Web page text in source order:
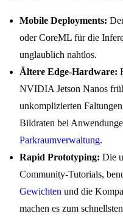
Mobile Deployments:
oder CoreML für die
unglaublich nahtlos.
Ältere Edge-Hardware:
NVIDIA Jetson Nanos
unkomplizierten
Bildraten bei
Parkraumverwaltung.
Rapid Prototyping: Die
Community-Tutorials,
Gewichten und die
machen es zum